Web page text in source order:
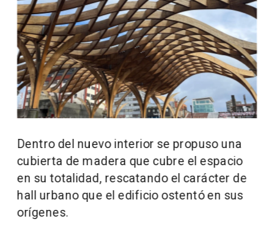
Dentro del nuevo interior se propuso una
cubierta de madera que cubre el espacio
en su totalidad, rescatando el carácter de
hall urbano que el edificio ostentó en sus
orígenes.